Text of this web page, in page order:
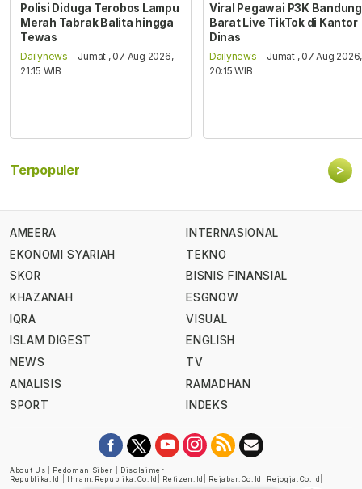
Polisi Diduga Terobos Lampu
Merah Tabrak Balita hingga
Tewas
Dailynews - Jumat , 07 Aug 2026,
21:15 WIB
Viral Pegawai P3K Bandung
Barat Live TikTok di Kantor
Dinas
Dailynews - Jumat , 07 Aug 2026,
20:15 WIB
Terpopuler >
AMEERA
EKONOMI SYARIAH
SKOR
KHAZANAH
IQRA
ISLAM DIGEST
NEWS
ANALISIS
SPORT
INTERNASIONAL
TEKNO
BISNIS FINANSIAL
ESGNOW
VISUAL
ENGLISH
TV
RAMADHAN
INDEKS
About Us Pedoman Siber
Disclaimer
Republika.id
Ihram.republika.co.id Retizen.id Rejabar.co.id Rejogja.co.id